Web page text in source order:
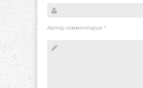
Автор комментария *